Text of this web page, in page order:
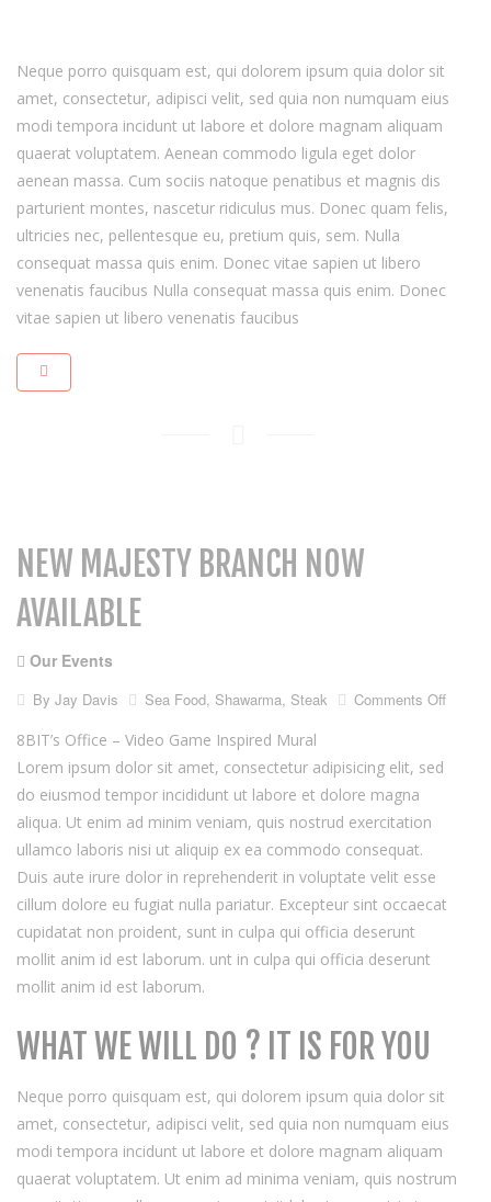
Neque porro quisquam est, qui dolorem ipsum quia dolor sit
amet, consectetur, adipisci velit, sed quia non numquam eius
modi tempora incidunt ut labore et dolore magnam aliquam
quaerat voluptatem. Aenean commodo ligula eget dolor
aenean massa. Cum sociis natoque penatibus et magnis dis
parturient montes, nascetur ridiculus mus. Donec quam felis,
ultricies nec, pellentesque eu, pretium quis, sem. Nulla
consequat massa quis enim. Donec vitae sapien ut libero
venenatis faucibus Nulla consequat massa quis enim. Donec
vitae sapien ut libero venenatis faucibus
NEW MAJESTY BRANCH NOW
AVAILABLE
Our Events
By Jay Davis Sea Food, Shawarma, Steak Comments Offon
8BIT’s Office – Video Game Inspired Mural
Lorem ipsum dolor sit amet, consectetur adipisicing elit, sed
do eiusmod tempor incididunt ut labore et dolore magna
aliqua. Ut enim ad minim veniam, quis nostrud exercitation
ullamco laboris nisi ut aliquip ex ea commodo consequat.
Duis aute irure dolor in reprehenderit in voluptate velit esse
cillum dolore eu fugiat nulla pariatur. Excepteur sint occaecat
cupidatat non proident, sunt in culpa qui officia deserunt
mollit anim id est laborum. unt in culpa qui officia deserunt
mollit anim id est laborum.
WHAT WE WILL DO ? IT IS FOR YOU
Neque porro quisquam est, qui dolorem ipsum quia dolor sit
amet, consectetur, adipisci velit, sed quia non numquam eius
modi tempora incidunt ut labore et dolore magnam aliquam
quaerat voluptatem. Ut enim ad minima veniam, quis nostrum